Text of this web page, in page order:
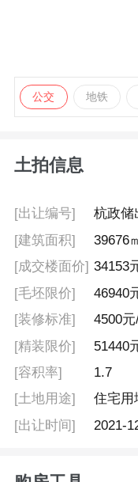
公交 地铁
土拍信息
[出让编号]
杭政储
[建筑面积]
39676
[成交楼面价] 34153
[毛坯限价]
46940
[装修标准]
4500元
[精装限价]
51440
[容积率]
1.7
[土地用途]
住宅用
[出让时间]
2021-